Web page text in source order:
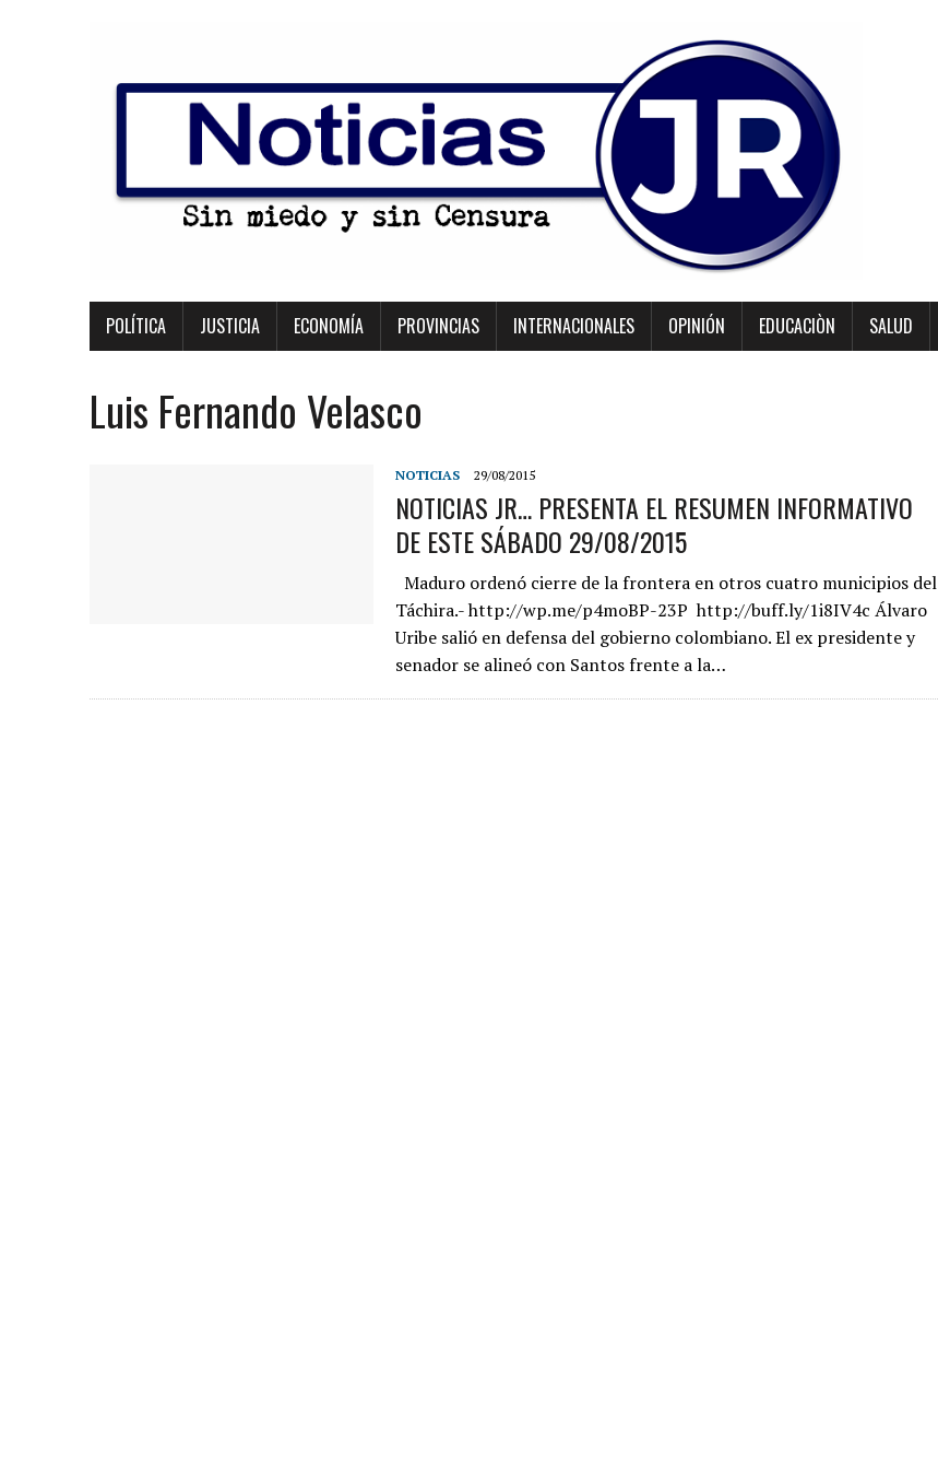
POLÍTICA JUSTICIA ECONOMÍA PROVINCIAS INTERNACIONALES OPINIÓN EDUCACIÒN SALUD
Luis Fernando Velasco
NOTICIAS 29/08/2015
NOTICIAS JR… PRESENTA EL RESUMEN INFORMATIVO
DE ESTE SÁBADO 29/08/2015
Maduro ordenó cierre de la frontera en otros cuatro municipios del
Táchira.- http://wp.me/p4moBP-23P http://buff.ly/1i8IV4c Álvaro
Uribe salió en defensa del gobierno colombiano. El ex presidente y
senador se alineó con Santos frente a la…